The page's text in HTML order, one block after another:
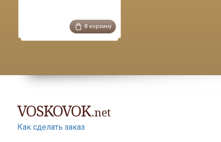
В корзину
VOSKOVOK.net
Как сделать заказ